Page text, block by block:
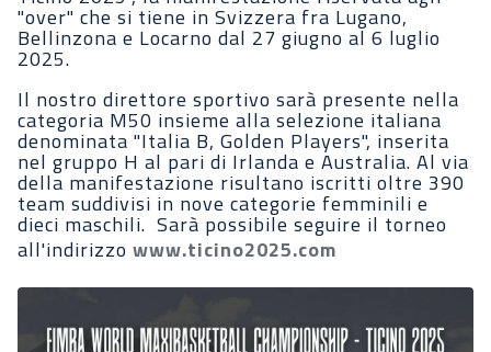
"over" che si tiene in Svizzera fra Lugano,
Bellinzona e Locarno dal 27 giugno al 6 luglio
2025.
Il nostro direttore sportivo sarà presente nella
categoria M50 insieme alla selezione italiana
denominata "Italia B, Golden Players", inserita
nel gruppo H al pari di Irlanda e Australia. Al via
della manifestazione risultano iscritti oltre 390
team suddivisi in nove categorie femminili e
dieci maschili. Sarà possibile seguire il torneo
all'indirizzo www.ticino2025.com